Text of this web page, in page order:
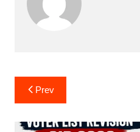
Post
navigation
Prev